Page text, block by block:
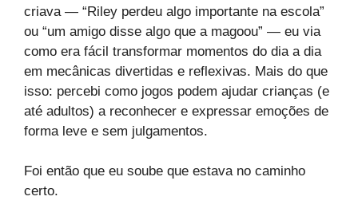
criava — “Riley perdeu algo importante na escola”
ou “um amigo disse algo que a magoou” — eu via
como era fácil transformar momentos do dia a dia
em mecânicas divertidas e reflexivas. Mais do que
isso: percebi como jogos podem ajudar crianças (e
até adultos) a reconhecer e expressar emoções de
forma leve e sem julgamentos.
Foi então que eu soube que estava no caminho
certo.